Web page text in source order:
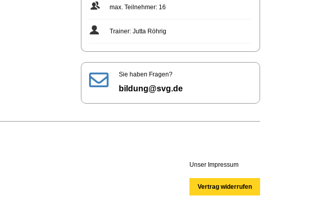
max. Teilnehmer: 16
Trainer: Jutta Röhrig
Sie haben Fragen?
bildung@svg.de
Unser Impressum
Vertrag widerrufen